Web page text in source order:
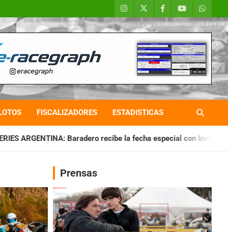
FISCALIZADORES ESTADISTICAS
recibe la fecha especial con Invitados CHAQUEÑO
Prensas